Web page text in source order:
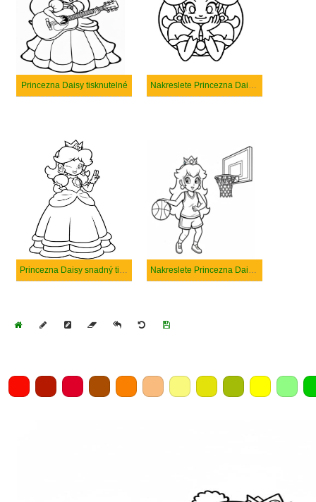
Princezna Daisy tisknutelné Nakreslete Princezna Daisy zdarma snadný
Princezna Daisy snadný tisknutelné Nakreslete Princezna Daisy prostý tisknutelné